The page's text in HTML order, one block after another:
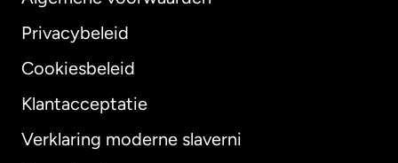
Privacybeleid
Cookiesbeleid
Klantacceptatie
Verklaring moderne slaverni
Internationaal English